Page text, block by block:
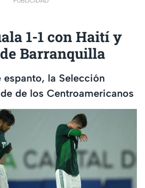
1-1 con Haití y
Barranquilla
espanto, la Selección
de los Centroamericanos